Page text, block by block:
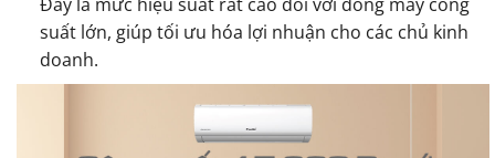
suất lớn, giúp tối ưu hóa lợi nhuận cho các chủ kinh
doanh.